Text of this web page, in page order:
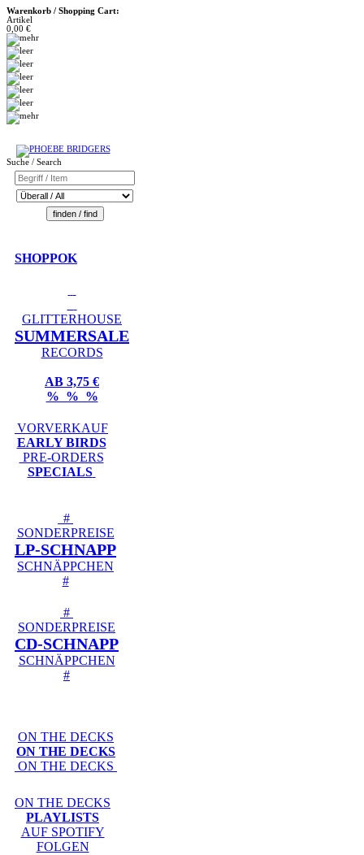
Warenkorb / Shopping Cart:
Artikel
0,00 €
Suche / Search
SHOPPOK
GLITTERHOUSE
SUMMERSALE
RECORDS
AB 3,75 €
% % %
VORVERKAUF
EARLY BIRDS
PRE-ORDERS
SPECIALS
#
SONDERPREISE
LP-SCHNAPP
SCHNÄPPCHEN
#
#
SONDERPREISE
CD-SCHNAPP
SCHNÄPPCHEN
#
ON THE DECKS
ON THE DECKS
ON THE DECKS
ON THE DECKS
PLAYLISTS
AUF SPOTIFY
FOLGEN